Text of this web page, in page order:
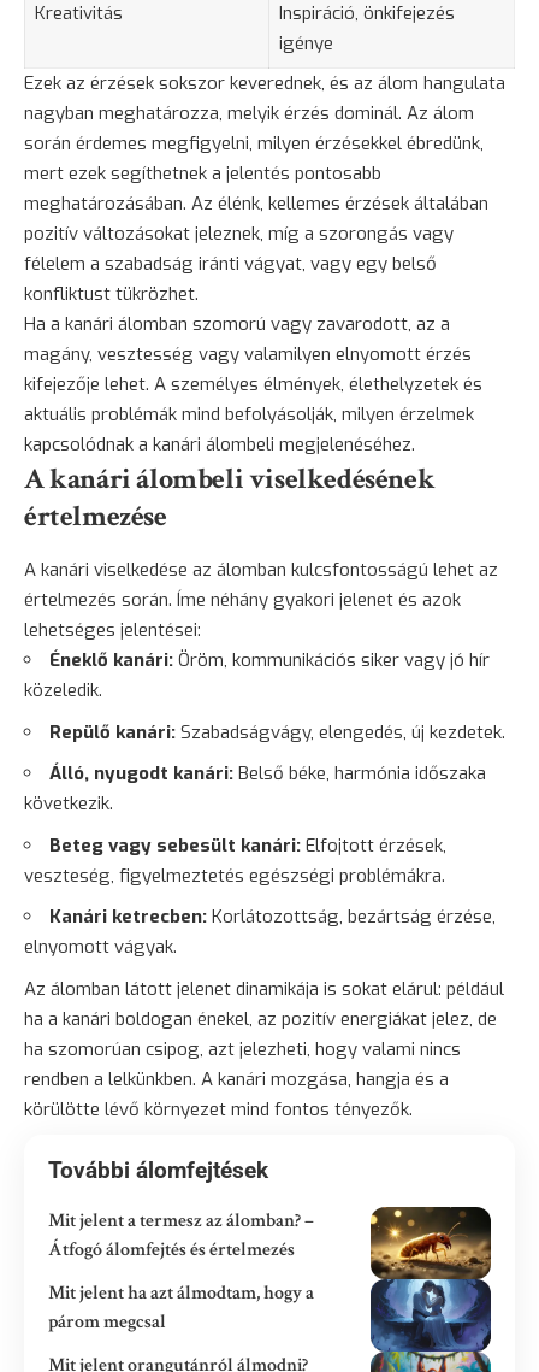
Kreativitás
Inspiráció, önkifejezés
igénye
Ezek az érzések sokszor keverednek, és az álom hangulata
nagyban meghatározza, melyik érzés dominál. Az álom
során érdemes megfigyelni, milyen érzésekkel ébredünk,
mert ezek segíthetnek a jelentés pontosabb
meghatározásában. Az élénk, kellemes érzések általában
pozitív változásokat jeleznek, míg a szorongás vagy
félelem a szabadság iránti vágyat, vagy egy belső
konfliktust tükrözhet.
Ha a kanári álomban szomorú vagy zavarodott, az a
magány, vesztesség vagy valamilyen elnyomott érzés
kifejezője lehet. A személyes élmények, élethelyzetek és
aktuális problémák mind befolyásolják, milyen érzelmek
kapcsolódnak a kanári álombeli megjelenéséhez.
A kanári álombeli viselkedésének
értelmezése
A kanári viselkedése az álomban kulcsfontosságú lehet az
értelmezés során. Íme néhány gyakori jelenet és azok
lehetséges jelentései:
Éneklő kanári: Öröm, kommunikációs siker vagy jó hír
közeledik.
Repülő kanári: Szabadságvágy, elengedés, új kezdetek.
Álló, nyugodt kanári: Belső béke, harmónia időszaka
következik.
Beteg vagy sebesült kanári: Elfojtott érzések,
veszteség, figyelmeztetés egészségi problémákra.
Kanári ketrecben: Korlátozottság, bezártság érzése,
elnyomott vágyak.
Az álomban látott jelenet dinamikája is sokat elárul: például
ha a kanári boldogan énekel, az pozitív energiákat jelez, de
ha szomorúan csipog, azt jelezheti, hogy valami nincs
rendben a lelkünkben. A kanári mozgása, hangja és a
körülötte lévő környezet mind fontos tényezők.
További álomfejtések
Mit jelent a termesz az álomban? –
Átfogó álomfejtés és értelmezés
Mit jelent ha azt álmodtam, hogy a
párom megcsal
Mit jelent orangutánról álmodni?